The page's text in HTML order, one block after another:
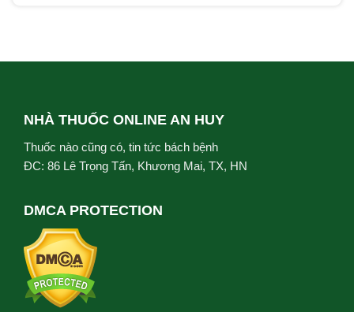
NHÀ THUỐC ONLINE AN HUY
Thuốc nào cũng có, tin tức bách bệnh
ĐC: 86 Lê Trọng Tấn, Khương Mai, TX, HN
DMCA PROTECTION